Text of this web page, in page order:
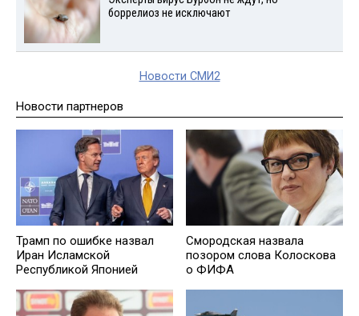
боррелиоз не исключают
Новости СМИ2
Новости партнеров
Трамп по ошибке назвал
Иран Исламской
Республикой Японией
Смородская назвала
позором слова Колоскова
о ФИФА